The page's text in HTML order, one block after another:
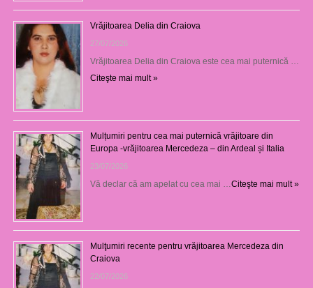
Vrăjitoarea Delia din Craiova
27/07/2026
Vrăjitoarea Delia din Craiova este cea mai puternică …
Citeşte mai mult »
Mulțumiri pentru cea mai puternică vrăjitoare din
Europa -vrăjitoarea Mercedeza – din Ardeal și Italia
23/07/2026
Vă declar că am apelat cu cea mai … Citeşte mai mult »
Mulţumiri recente pentru vrăjitoarea Mercedeza din
Craiova
22/07/2026